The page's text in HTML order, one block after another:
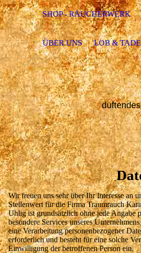
SHOP - RÄUCHERWERK
ÜBER UNS LOB &
Wir freuen uns sehr über Ihr Interesse an
Stellenwert für die Firma Traumrauch
Uhlig ist grundsätzlich ohne jede Angabe
besondere Services unseres
eine Verarbeitung personenbezogener
erforderlich und besteht für eine solche
Einwilligung der betroffenen Person ein.